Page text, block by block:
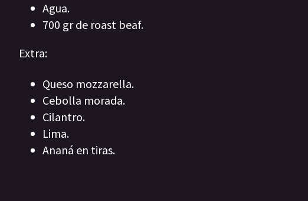
Agua.
700 gr de roast beaf.
Extra:
Queso mozzarella.
Cebolla morada.
Cilantro.
Lima.
Ananá en tiras.